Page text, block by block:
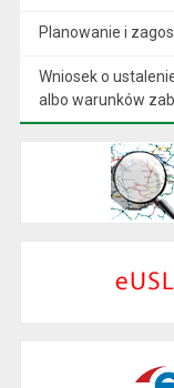
Planowanie i
Wniosek o
albo warunków